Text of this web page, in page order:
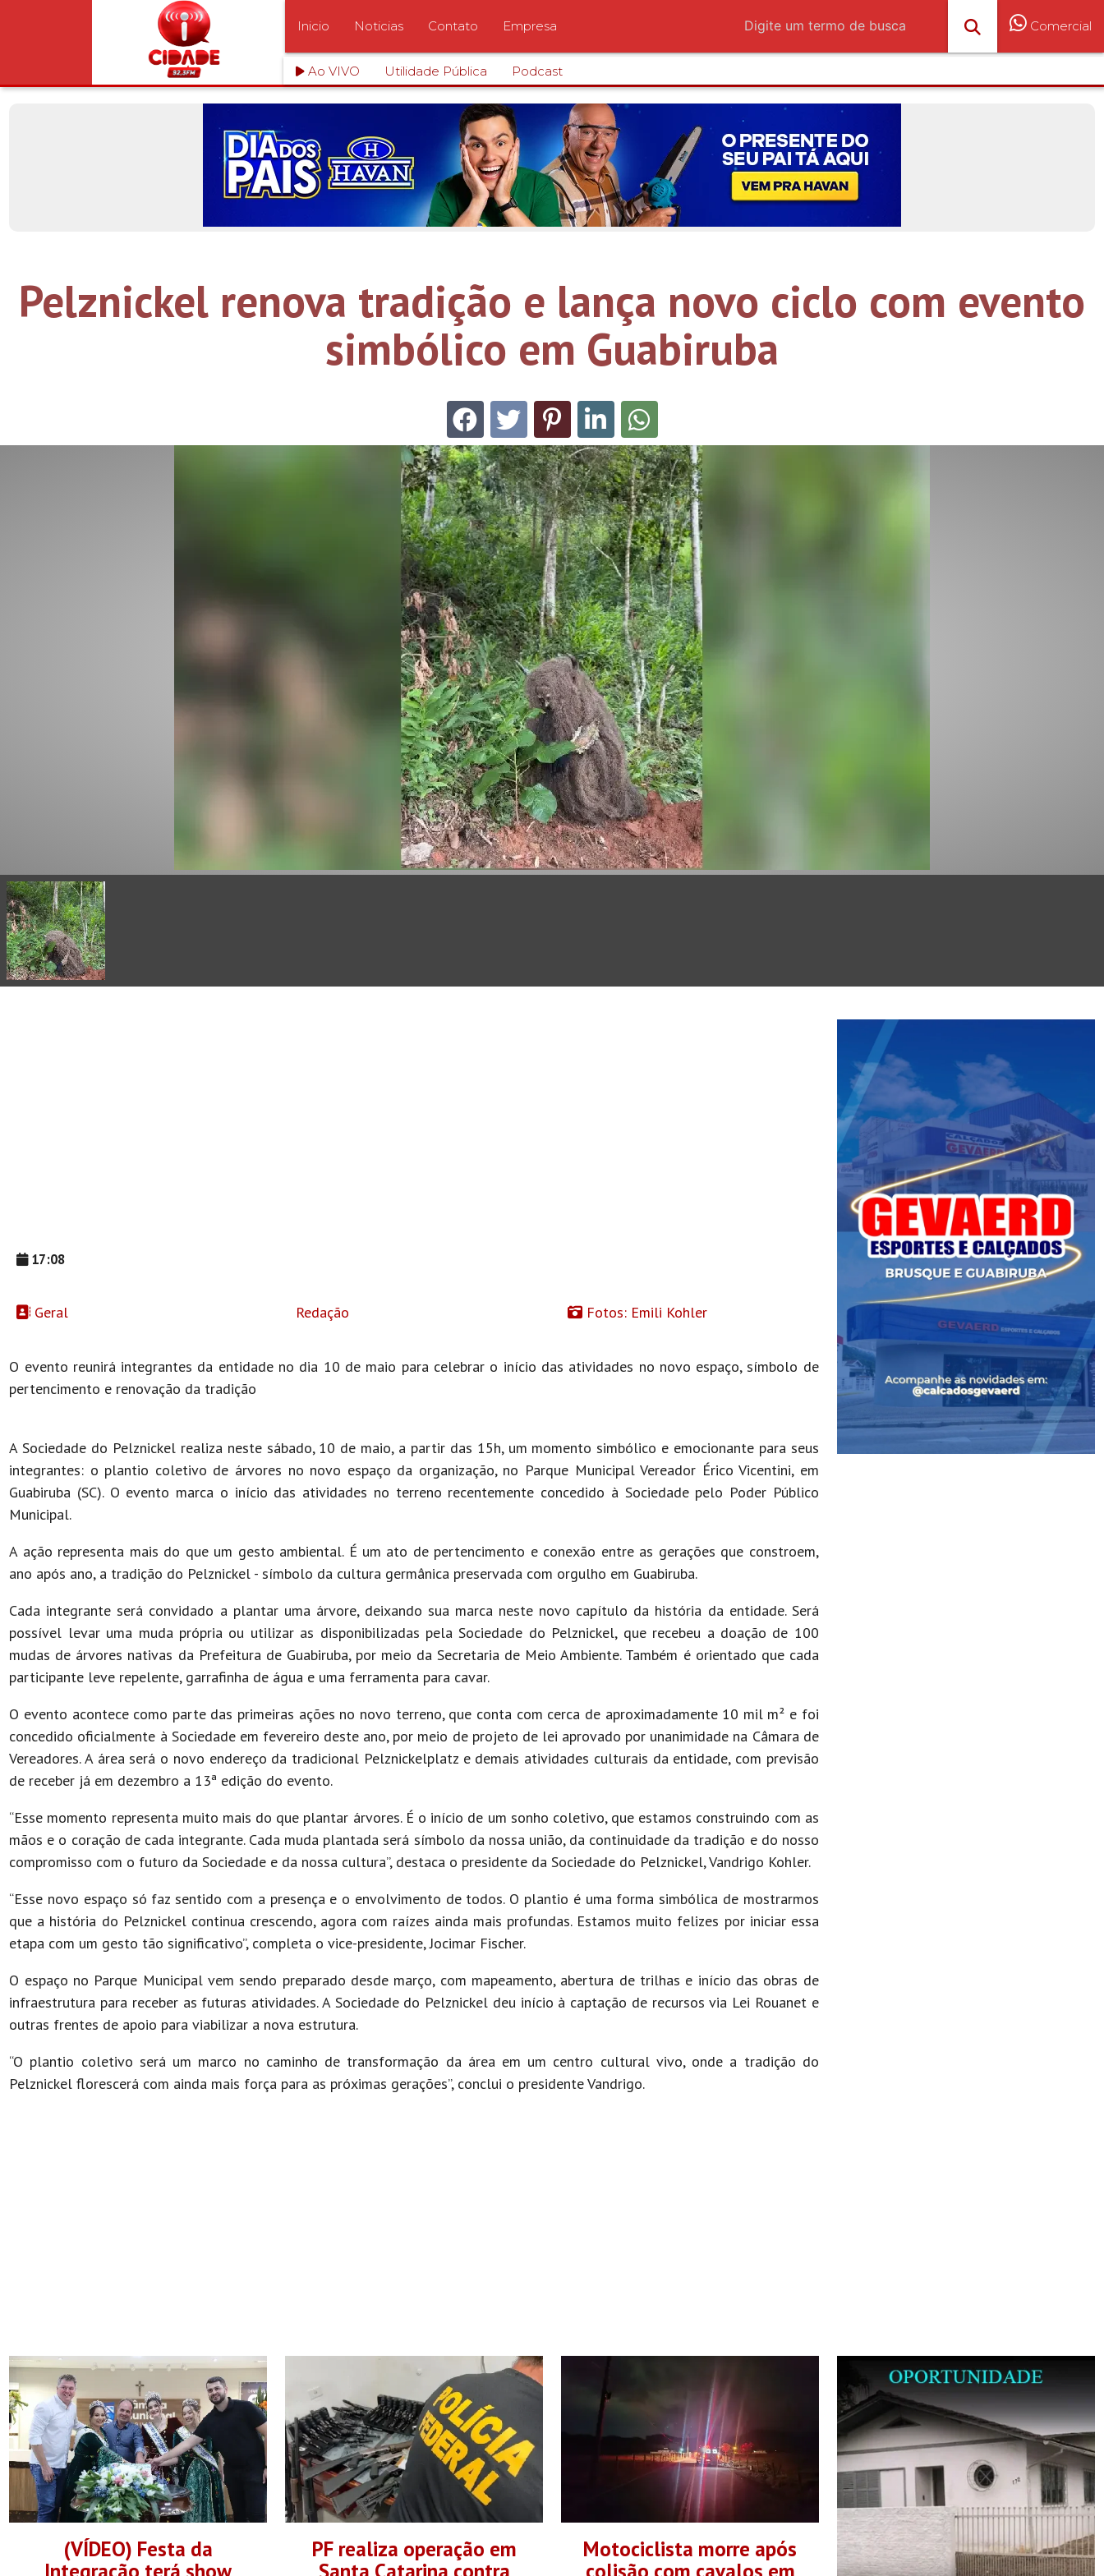
Inicio Noticias Contato Empresa Comercial
Ao VIVO Utilidade Pública Podcast
Pelznickel renova tradição e lança novo ciclo com evento
simbólico em Guabiruba
17:08
Geral Redação Fotos: Emili Kohler
O evento reunirá integrantes da entidade no dia 10 de maio para celebrar o início das atividades no novo espaço, símbolo de
pertencimento e renovação da tradição
A Sociedade do Pelznickel realiza neste sábado, 10 de maio, a partir das 15h, um momento simbólico e emocionante para seus
integrantes: o plantio coletivo de árvores no novo espaço da organização, no Parque Municipal Vereador Érico Vicentini, em
Guabiruba (SC). O evento marca o início das atividades no terreno recentemente concedido à Sociedade pelo Poder Público
Municipal.
A ação representa mais do que um gesto ambiental. É um ato de pertencimento e conexão entre as gerações que constroem,
ano após ano, a tradição do Pelznickel - símbolo da cultura germânica preservada com orgulho em Guabiruba.
Cada integrante será convidado a plantar uma árvore, deixando sua marca neste novo capítulo da história da entidade. Será
possível levar uma muda própria ou utilizar as disponibilizadas pela Sociedade do Pelznickel, que recebeu a doação de 100
mudas de árvores nativas da Prefeitura de Guabiruba, por meio da Secretaria de Meio Ambiente. Também é orientado que cada
participante leve repelente, garrafinha de água e uma ferramenta para cavar.
O evento acontece como parte das primeiras ações no novo terreno, que conta com cerca de aproximadamente 10 mil m² e foi
concedido oficialmente à Sociedade em fevereiro deste ano, por meio de projeto de lei aprovado por unanimidade na Câmara de
Vereadores. A área será o novo endereço da tradicional Pelznickelplatz e demais atividades culturais da entidade, com previsão
de receber já em dezembro a 13ª edição do evento.
“Esse momento representa muito mais do que plantar árvores. É o início de um sonho coletivo, que estamos construindo com as
mãos e o coração de cada integrante. Cada muda plantada será símbolo da nossa união, da continuidade da tradição e do nosso
compromisso com o futuro da Sociedade e da nossa cultura”, destaca o presidente da Sociedade do Pelznickel, Vandrigo Kohler.
“Esse novo espaço só faz sentido com a presença e o envolvimento de todos. O plantio é uma forma simbólica de mostrarmos
que a história do Pelznickel continua crescendo, agora com raízes ainda mais profundas. Estamos muito felizes por iniciar essa
etapa com um gesto tão significativo”, completa o vice-presidente, Jocimar Fischer.
O espaço no Parque Municipal vem sendo preparado desde março, com mapeamento, abertura de trilhas e início das obras de
infraestrutura para receber as futuras atividades. A Sociedade do Pelznickel deu início à captação de recursos via Lei Rouanet e
outras frentes de apoio para viabilizar a nova estrutura.
“O plantio coletivo será um marco no caminho de transformação da área em um centro cultural vivo, onde a tradição do
Pelznickel florescerá com ainda mais força para as próximas gerações”, conclui o presidente Vandrigo.
(VÍDEO) Festa da
PF realiza operação em
Motociclista morre após